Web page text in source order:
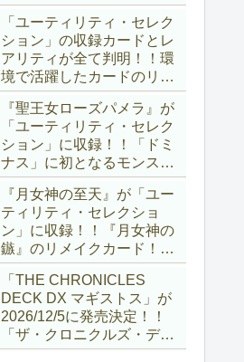
3回の攻撃と除去、強固な
耐性と、正しく『強靭！無
敵！最強！』な「ブルーア
イズ」が登場です！！【遊
戯王OCG】
「ユーティリティ・セレク
ション」の収録カードとレ
アリティが全て判明！！環
境で活躍したカードのリメ
イクが多数収録！！調整版
『墓穴の指名者』や「ドミ
ナス」の少女のカード化な
ど、注目要素が満載ですね
～。【遊戯王OCG】
『聖王女ローズパメラ』が
「ユーティリティ・セレク
ション」に収録！！「ドミ
ナス」に初となるモンスタ
ーが登場！！『聖王の粉
砕』や『列王詩篇』に描か
れていた少女で、実際にこ
の2種を強力にサポートし
ていますね！！【遊戯王
OCG】
『月女神の至天』が「ユー
ティリティ・セレクショ
ン」に収録！！『月女神の
鏃』のリメイクカード！！
選出傾向が読めなくなりま
したが、後攻向けとは言え
無効化範囲の広がった『墓
穴の指名者』はめちゃくち
ゃ強力ですね！？【遊戯王
「THE CHRONICLES
DECK DX マギストス」が
2026/12/5に発売決定！！
「ザ・クロニクルズ・デッ
キ」がリニューアル！！第